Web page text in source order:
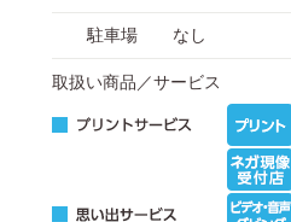
駐車場 なし
取扱い商品／サービス